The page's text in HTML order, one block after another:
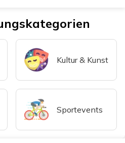
Kultur & Kunst
Sportevents